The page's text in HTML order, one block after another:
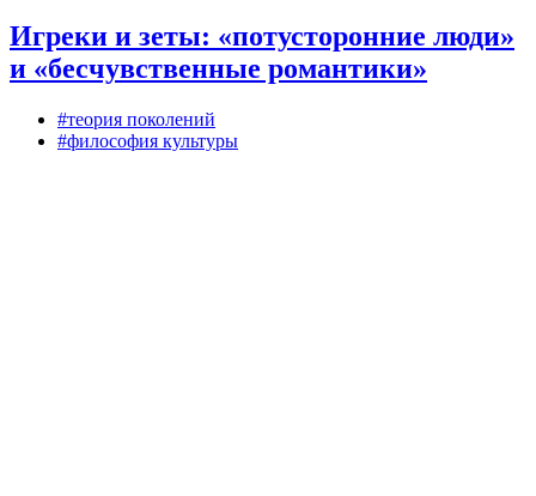
Игреки и зеты: «потусторонние люди»
и «бесчувственные романтики»
#теория поколений
#философия культуры